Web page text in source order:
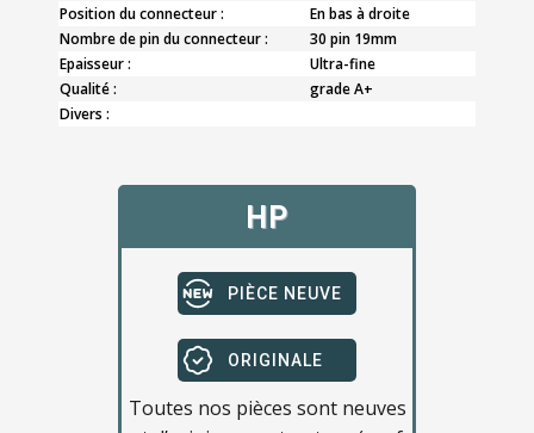
Position du connecteur :
En bas à droite
Nombre de pin du connecteur :
30 pin 19mm
Epaisseur :
Ultra-fine
Qualité :
grade A+
Divers :
HP
PIÈCE NEUVE
ORIGINALE
Toutes nos pièces sont neuves